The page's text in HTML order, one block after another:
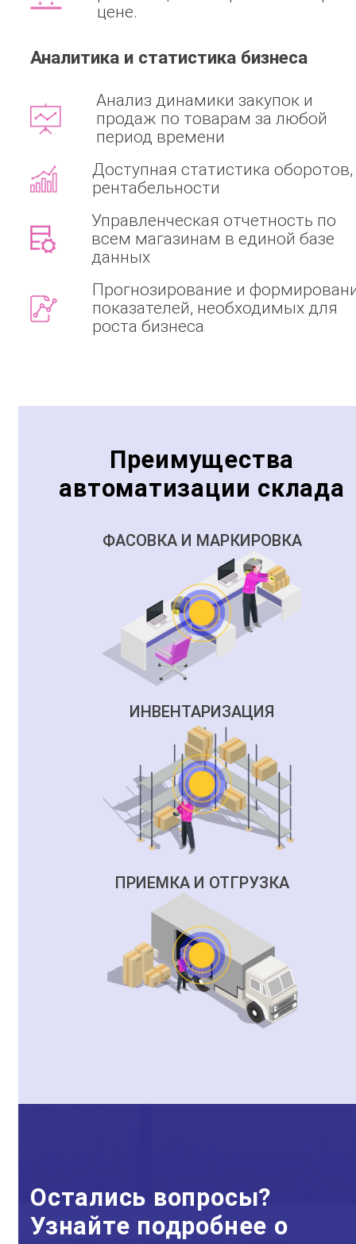
цене.
Аналитика и статистика бизнеса
Анализ динамики закупок и
продаж по товарам за любой
период времени
Доступная статистика оборотов,
рентабельности
Управленческая отчетность по
всем магазинам в единой базе
данных
Прогнозирование и
показателей, необходимых для
роста бизнеса
Преимущества
автоматизации склада
ФАСОВКА И МАРКИРОВКА
ИНВЕНТАРИЗАЦИЯ
ПРИЕМКА И ОТГРУЗКА
Остались вопросы?
Узнайте подробнее о